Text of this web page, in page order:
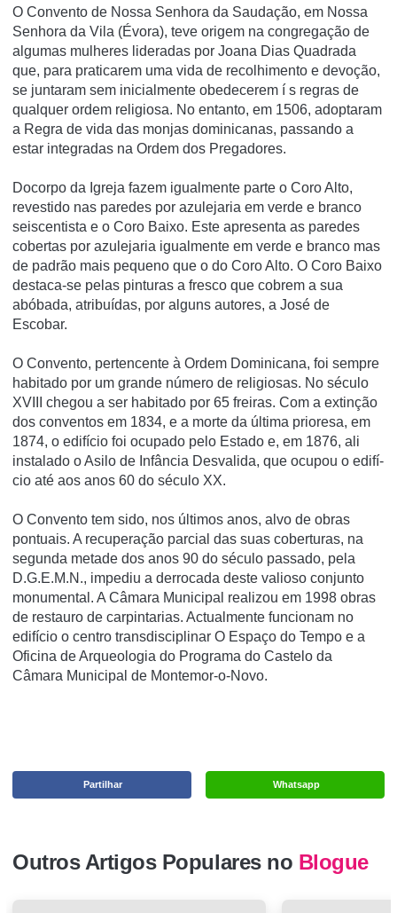
O Convento de Nossa Senhora da Saudação, em Nossa
Senhora da Vila (Évora), teve origem na congregação de
algumas mulheres lideradas por Joana Dias Quadrada
que, para praticarem uma vida de recolhimento e devoção,
se juntaram sem inicialmente obedecerem í s regras de
qualquer ordem religiosa. No entanto, em 1506, adoptaram
a Regra de vida das monjas dominicanas, passando a
estar integradas na Ordem dos Pregadores.
Docorpo da Igreja fazem igualmente parte o Coro Alto,
revestido nas paredes por azulejaria em verde e branco
seiscentista e o Coro Baixo. Este apresenta as paredes
cobertas por azulejaria igualmente em verde e branco mas
de padrão mais pequeno que o do Coro Alto. O Coro Baixo
destaca-se pelas pinturas a fresco que cobrem a sua
abóbada, atribuí­das, por alguns autores, a José de
Escobar.
O Convento, pertencente à Ordem Dominicana, foi sempre
habitado por um grande número de religiosas. No século
XVIII chegou a ser habitado por 65 freiras. Com a extinção
dos conventos em 1834, e a morte da última prioresa, em
1874, o edifí­cio foi ocupado pelo Estado e, em 1876, ali
instalado o Asilo de Infância Desvalida, que ocupou o edifí­
cio até aos anos 60 do século XX.
O Convento tem sido, nos últimos anos, alvo de obras
pontuais. A recuperação parcial das suas coberturas, na
segunda metade dos anos 90 do século passado, pela
D.G.E.M.N., impediu a derrocada deste valioso conjunto
monumental. A Câmara Municipal realizou em 1998 obras
de restauro de carpintarias. Actualmente funcionam no
edifí­cio o centro transdisciplinar O Espaço do Tempo e a
Oficina de Arqueologia do Programa do Castelo da
Câmara Municipal de Montemor-o-Novo.
Whatsapp
Partilhar
Outros Artigos Populares no Blogue